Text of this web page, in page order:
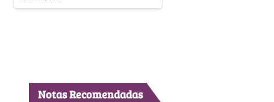
Notas Recomendadas